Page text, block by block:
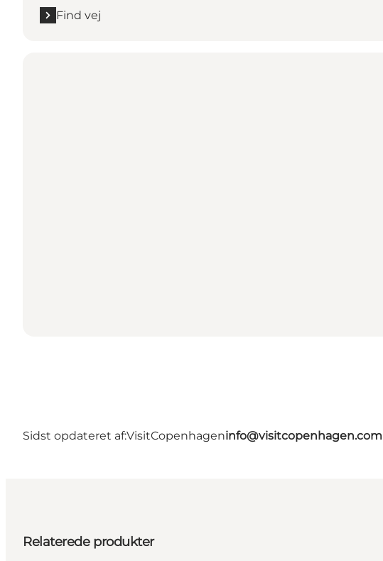
Find vej
Sidst opdateret af:VisitCopenhageninfo@visitcopenhagen.com
Relaterede produkter